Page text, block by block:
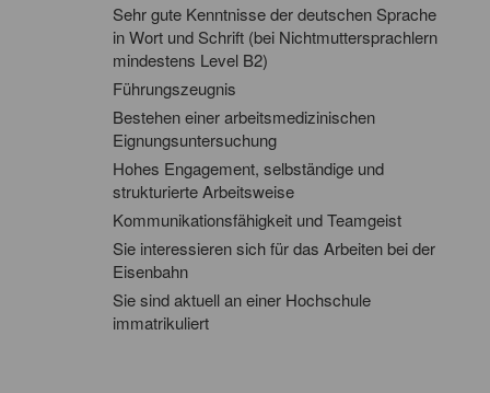
Sehr gute Kenntnisse der deutschen Sprache
in Wort und Schrift (bei Nichtmuttersprachlern
mindestens Level B2)
Führungszeugnis
Bestehen einer arbeitsmedizinischen
Eignungsuntersuchung
Hohes Engagement, selbständige und
strukturierte Arbeitsweise
Kommunikationsfähigkeit und Teamgeist
Sie interessieren sich für das Arbeiten bei der
Eisenbahn
Sie sind aktuell an einer Hochschule
immatrikuliert